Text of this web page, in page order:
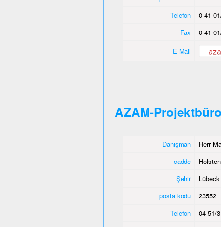
Telefon
0 41
Fax
0 41
E-Mail
AZAM-
Danışman
Herr
cadde
Şehir
Lübeck
posta kodu
23552
Telefon
04 51/